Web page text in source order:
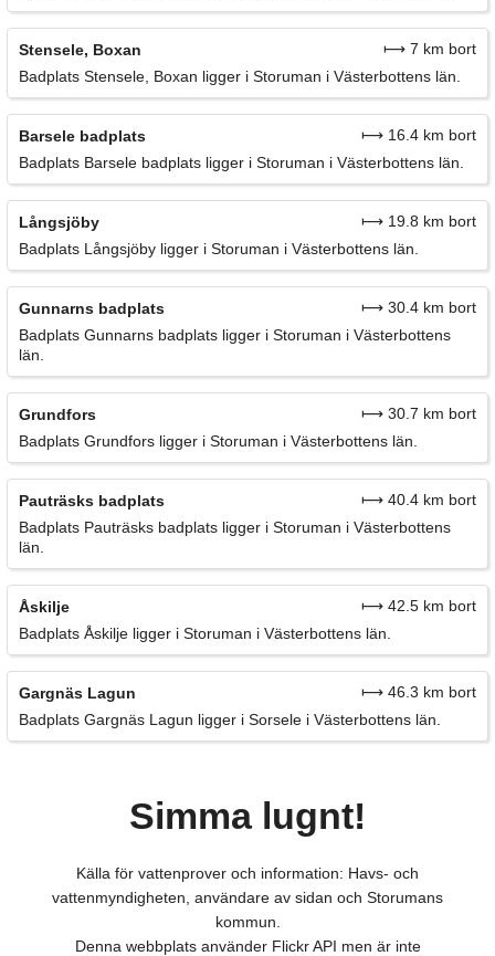
Stensele, Boxan
⟼ 7 km bort
Badplats Stensele, Boxan ligger i Storuman i Västerbottens län.
Barsele badplats
⟼ 16.4 km bort
Badplats Barsele badplats ligger i Storuman i Västerbottens län.
Långsjöby
⟼ 19.8 km bort
Badplats Långsjöby ligger i Storuman i Västerbottens län.
Gunnarns badplats
⟼ 30.4 km bort
Badplats Gunnarns badplats ligger i Storuman i Västerbottens
län.
Grundfors
⟼ 30.7 km bort
Badplats Grundfors ligger i Storuman i Västerbottens län.
Pauträsks badplats
⟼ 40.4 km bort
Badplats Pauträsks badplats ligger i Storuman i Västerbottens
län.
Åskilje
⟼ 42.5 km bort
Badplats Åskilje ligger i Storuman i Västerbottens län.
Gargnäs Lagun
⟼ 46.3 km bort
Badplats Gargnäs Lagun ligger i Sorsele i Västerbottens län.
Simma lugnt!
Källa för vattenprover och information: Havs- och
vattenmyndigheten, användare av sidan och Storumans
kommun.
Denna webbplats använder Flickr API men är inte